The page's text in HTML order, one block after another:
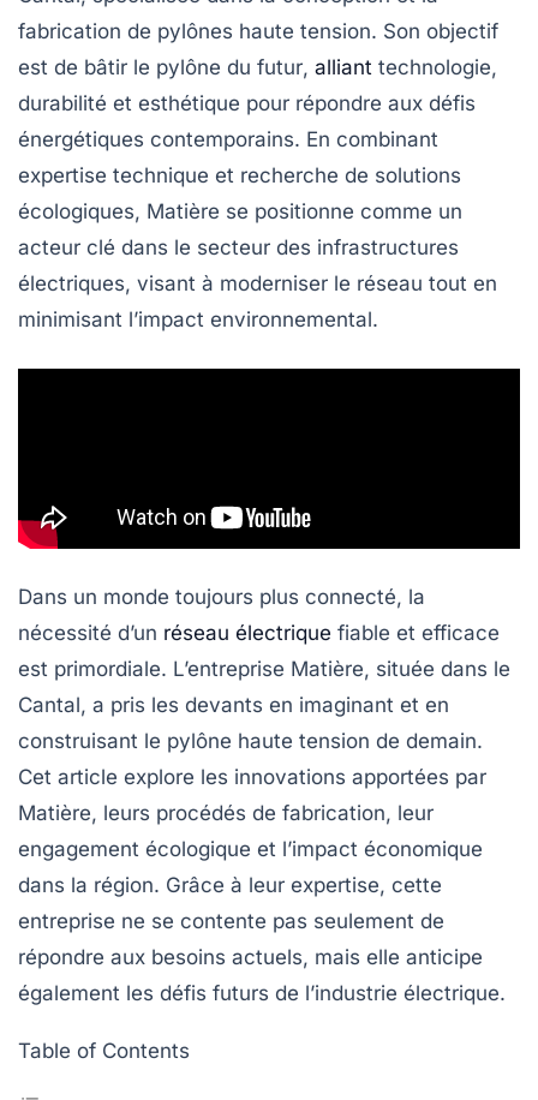
fabrication de pylônes haute tension. Son objectif
est de bâtir le pylône du futur, alliant technologie,
durabilité et esthétique pour répondre aux défis
énergétiques contemporains. En combinant
expertise technique et recherche de solutions
écologiques, Matière se positionne comme un
acteur clé dans le secteur des infrastructures
électriques, visant à moderniser le réseau tout en
minimisant l’impact environnemental.
Dans un monde toujours plus connecté, la
nécessité d’un réseau électrique fiable et efficace
est primordiale. L’entreprise Matière, située dans le
Cantal, a pris les devants en imaginant et en
construisant le pylône haute tension de demain.
Cet article explore les innovations apportées par
Matière, leurs procédés de fabrication, leur
engagement écologique et l’impact économique
dans la région. Grâce à leur expertise, cette
entreprise ne se contente pas seulement de
répondre aux besoins actuels, mais elle anticipe
également les défis futurs de l’industrie électrique.
Table of Contents